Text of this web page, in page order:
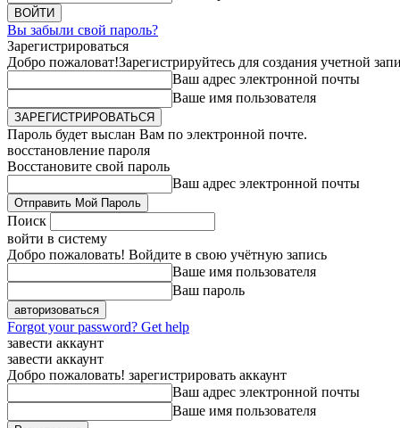
Вы забыли свой пароль?
Зарегистрироваться
Добро пожаловат!Зарегистрируйтесь для создания учетной
Ваш адрес электронной почты
Ваше имя пользователя
Пароль будет выслан Вам по электронной почте.
восстановление пароля
Восстановите свой пароль
Ваш адрес электронной почты
Поиск
войти в систему
Добро пожаловать! Войдите в свою учётную запись
Ваше имя пользователя
Ваш пароль
Forgot your password? Get help
завести аккаунт
завести аккаунт
Добро пожаловать! зарегистрировать аккаунт
Ваш адрес электронной почты
Ваше имя пользователя